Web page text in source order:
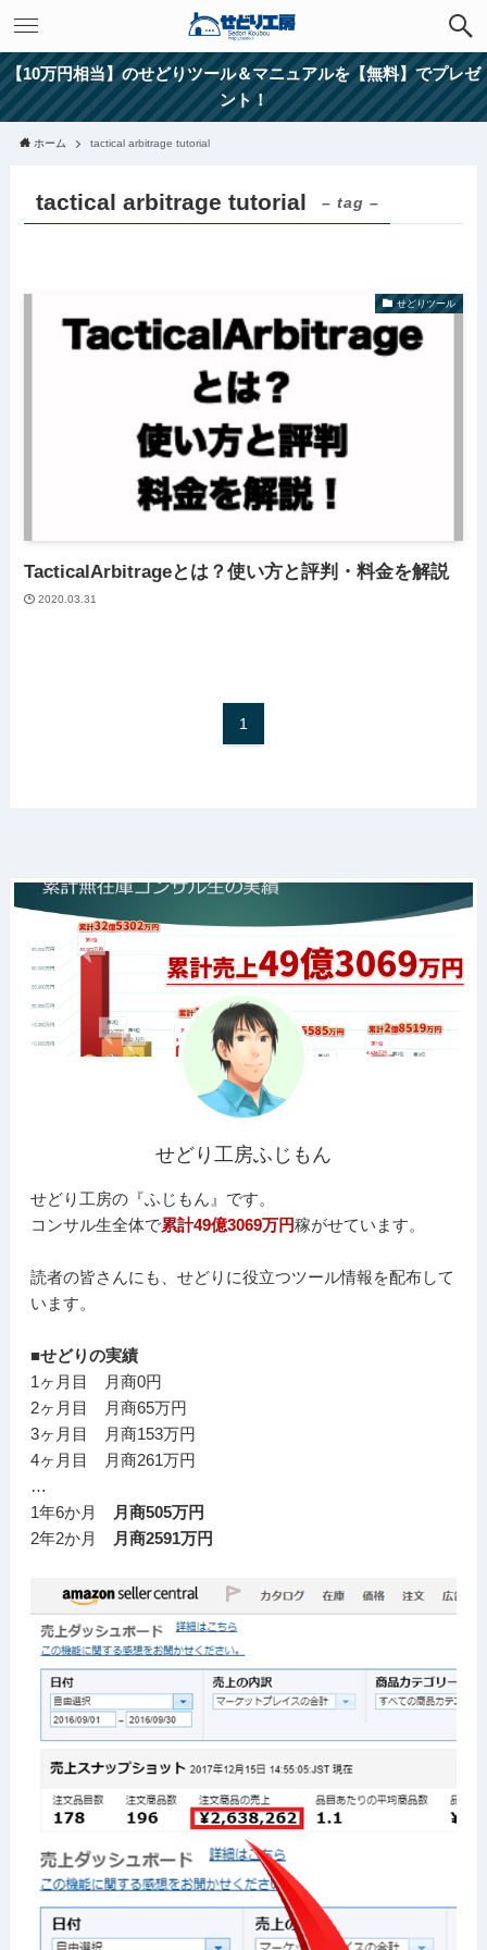
【10万円相当】のせどりツール＆マニュアルを【無料】でプレゼ
ント！
ホーム tactical arbitrage tutorial
tactical arbitrage tutorial – tag –
せどりツール
TacticalArbitrageとは？使い方と評判・料金を解説
2020.03.31
1
せどり工房ふじもん
せどり工房の『ふじもん』です。
コンサル生全体で累計49億3069万円稼がせています。
読者の皆さんにも、せどりに役立つツール情報を配布して
います。
■せどりの実績
1ヶ月目 月商0円
2ヶ月目 月商65万円
3ヶ月目 月商153万円
4ヶ月目 月商261万円
…
1年6か月
月商505万円
2年2か月
月商2591万円